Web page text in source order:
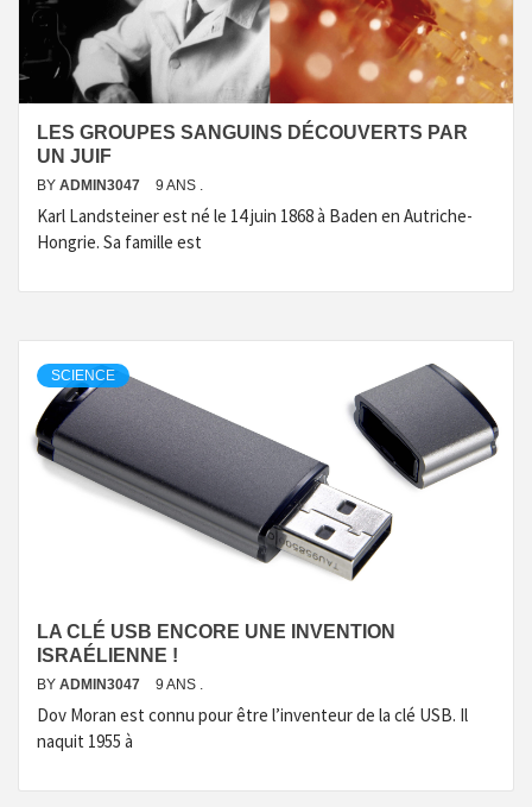
LES GROUPES SANGUINS DÉCOUVERTS PAR
UN JUIF
BY ADMIN3047 9 ANS .
Karl Landsteiner est né le 14 juin 1868 à Baden en Autriche-
Hongrie. Sa famille est
SCIENCE
LA CLÉ USB ENCORE UNE INVENTION
ISRAÉLIENNE !
BY ADMIN3047 9 ANS .
Dov Moran est connu pour être l’inventeur de la clé USB. Il
naquit 1955 à